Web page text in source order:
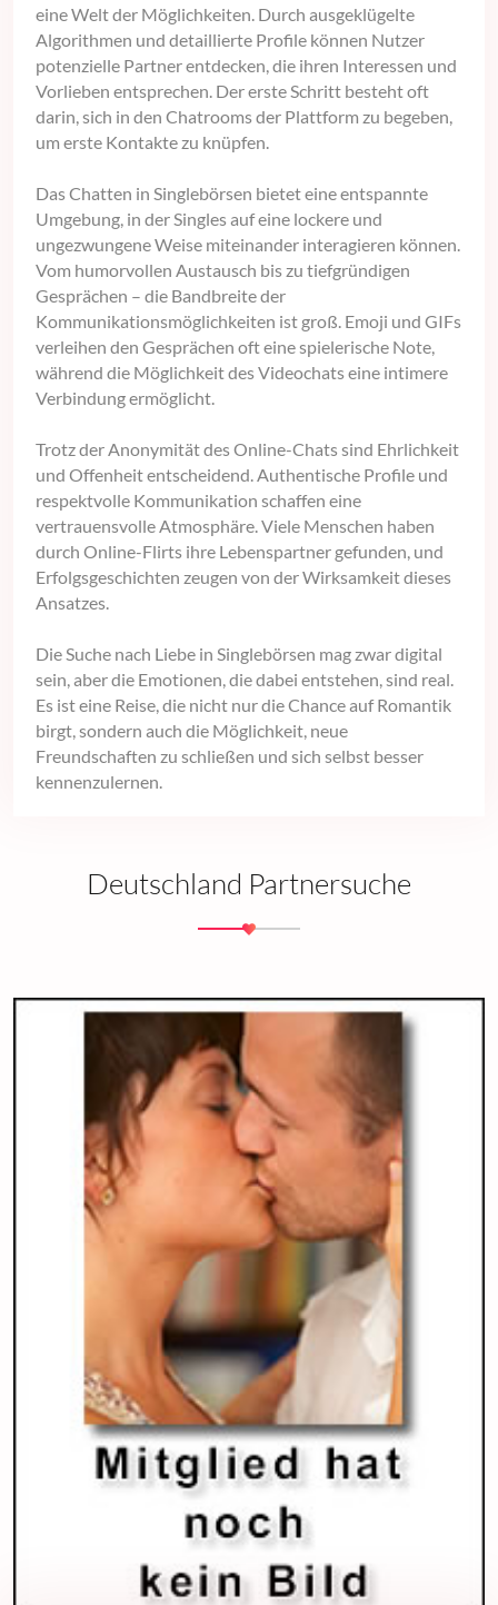
eine Welt der Möglichkeiten. Durch ausgeklügelte
Algorithmen und detaillierte Profile können Nutzer
potenzielle Partner entdecken, die ihren Interessen und
Vorlieben entsprechen. Der erste Schritt besteht oft
darin, sich in den Chatrooms der Plattform zu begeben,
um erste Kontakte zu knüpfen.
Das Chatten in Singlebörsen bietet eine entspannte
Umgebung, in der Singles auf eine lockere und
ungezwungene Weise miteinander interagieren können.
Vom humorvollen Austausch bis zu tiefgründigen
Gesprächen – die Bandbreite der
Kommunikationsmöglichkeiten ist groß. Emoji und GIFs
verleihen den Gesprächen oft eine spielerische Note,
während die Möglichkeit des Videochats eine intimere
Verbindung ermöglicht.
Trotz der Anonymität des Online-Chats sind Ehrlichkeit
und Offenheit entscheidend. Authentische Profile und
respektvolle Kommunikation schaffen eine
vertrauensvolle Atmosphäre. Viele Menschen haben
durch Online-Flirts ihre Lebenspartner gefunden, und
Erfolgsgeschichten zeugen von der Wirksamkeit dieses
Ansatzes.
Die Suche nach Liebe in Singlebörsen mag zwar digital
sein, aber die Emotionen, die dabei entstehen, sind real.
Es ist eine Reise, die nicht nur die Chance auf Romantik
birgt, sondern auch die Möglichkeit, neue
Freundschaften zu schließen und sich selbst besser
kennenzulernen.
Deutschland Partnersuche